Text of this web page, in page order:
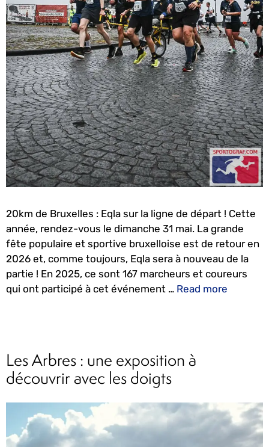
20km de Bruxelles : Eqla sur la ligne de départ ! Cette
année, rendez-vous le dimanche 31 mai. La grande
fête populaire et sportive bruxelloise est de retour en
2026 et, comme toujours, Eqla sera à nouveau de la
partie ! En 2025, ce sont 167 marcheurs et coureurs
qui ont participé à cet événement … Read more
Les Arbres : une exposition à
découvrir avec les doigts